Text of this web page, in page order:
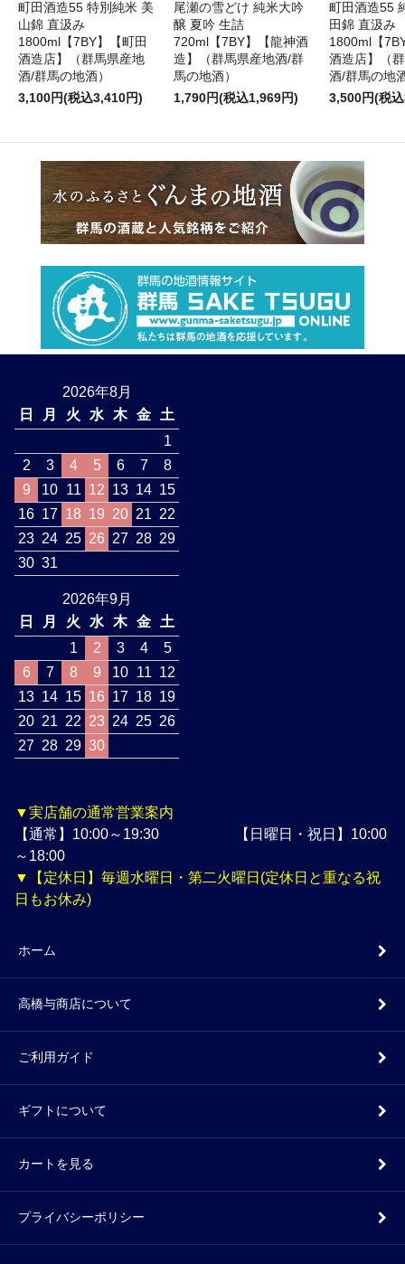
町田酒造55 特別純米 美
山錦 直汲み
1800ml【7BY】【町田
酒造店】（群馬県産地
酒/群馬の地酒）
3,100円(税込3,410円)
尾瀬の雪どけ 純米大吟
醸 夏吟 生詰
720ml【7BY】【龍神酒
造】（群馬県産地酒/群
馬の地酒）
1,790円(税込1,969円)
町田酒造55
田錦 直汲み
1800ml【
酒造店】（
酒/群馬の地
3,500円(税
2026年8月
日
月 火 水 木 金
土
1
2
3 4 5 6 7
8
9
10 11 12 13 14 15
16 17 18 19 20 21 22
23 24 25 26 27 28 29
30 31
2026年9月
日
月 火 水 木 金
土
1
2 3 4
5
6
7 8 9 10 11 12
13 14 15 16 17 18 19
20 21 22 23 24 25 26
27 28 29 30
▼実店舗の通常営業案内
【通常】10:00～19:30 【日曜日・祝日】10:00
～18:00
▼【定休日】毎週水曜日・第二火曜日(定休日と重なる祝
日もお休み)
ホーム
高橋与商店について
ご利用ガイド
ギフトについて
カートを見る
プライバシーポリシー